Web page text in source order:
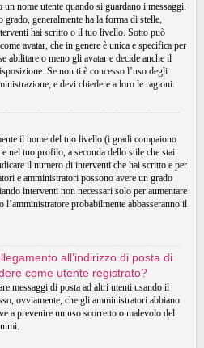
nome utente quando si guardano i messaggi.
grado, generalmente ha la forma di stelle,
hai scritto o il tuo livello. Sotto può
avatar, che in genere è unica e specifica per
abilitare o meno gli avatar e decide anche il
Se non ti è concesso l’uso degli
e devi chiedere a loro le ragioni.
il nome del tuo livello (i gradi compaiono
nel tuo profilo, a seconda dello stile che stai
il numero di interventi che hai scritto e per
e amministratori possono avere un grado
interventi non necessari solo per aumentare
probabilmente abbasseranno il
all’indirizzo di posta di
come utente registrato?
messaggi di posta ad altri utenti usando il
ovviamente, che gli amministratori abbiano
a prevenire un uso scorretto o malevolo del